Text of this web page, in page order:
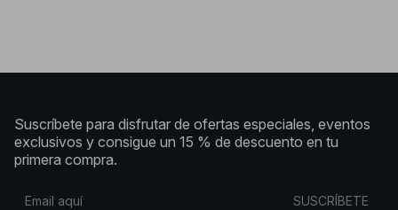
Suscríbete para disfrutar de ofertas especiales, eventos
exclusivos y consigue un 15 % de descuento en tu
primera compra.
SUSCRÍBETE